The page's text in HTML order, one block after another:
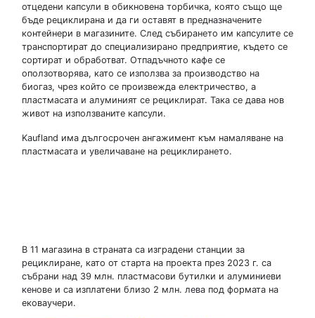
отцедени капсули в обикновена торбичка, която също ще
бъде рециклирана и да ги оставят в предназначените
контейнери в магазините. След събирането им капсулите се
транспортират до специализирано предприятие, където се
сортират и обработват. Отпадъчното кафе се
оползотворява, като се използва за производство на
биогаз, чрез който се произвежда електричество, а
пластмасата и алуминият се рециклират. Така се дава нов
живот на използваните капсули.
Kaufland има дългосрочен ангажимент към намаляване на
пластмасата и увеличаване на рециклирането.
В 11 магазина в страната са изградени станции за
рециклиране, като от старта на проекта през 2023 г. са
събрани над 39 млн. пластмасови бутилки и алуминиеви
кенове и са изплатени близо 2 млн. лева под формата на
ековаучери.